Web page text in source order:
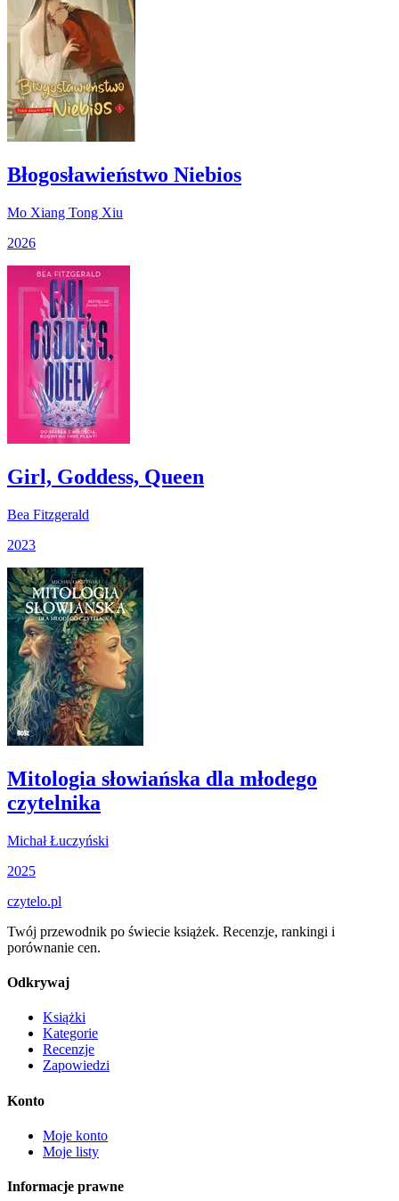
Błogosławieństwo Niebios
Mo Xiang Tong Xiu
2026
Girl, Goddess, Queen
Bea Fitzgerald
2023
Mitologia słowiańska dla młodego
czytelnika
Michał Łuczyński
2025
czytelo.pl
Twój przewodnik po świecie książek. Recenzje, rankingi i
porównanie cen.
Odkrywaj
Książki
Kategorie
Recenzje
Zapowiedzi
Konto
Moje konto
Moje listy
Informacje prawne